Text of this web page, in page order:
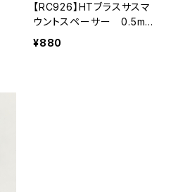
【RC926】HTブラスサスマ
ウントスペーサー 0.5mm
厚 2個入り RDX/YD-2/G
¥880